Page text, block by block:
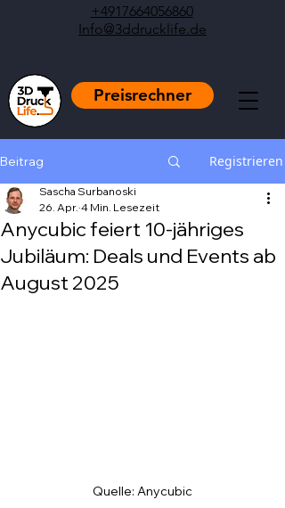
+4917664056860
Info@3ddrucklife.de
Preisrechner
Beitrag Registrieren
Anycubic feiert 10-jähriges
Jubiläum: Deals und Events ab
August 2025
Sascha Surbanoski
26. Apr. 4 Min. Lesezeit
Quelle: Anycubic